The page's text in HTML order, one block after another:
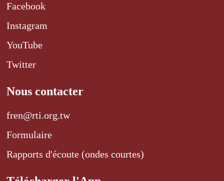
Facebook
Instagram
YouTube
Twitter
Nous contacter
fren@rti.org.tw
Formulaire
Rapports d'écoute (ondes courtes)